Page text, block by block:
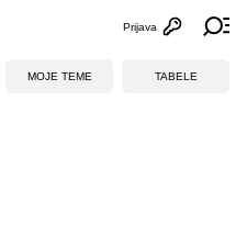
Otvori
Prijava
MOJE TEME TABELE